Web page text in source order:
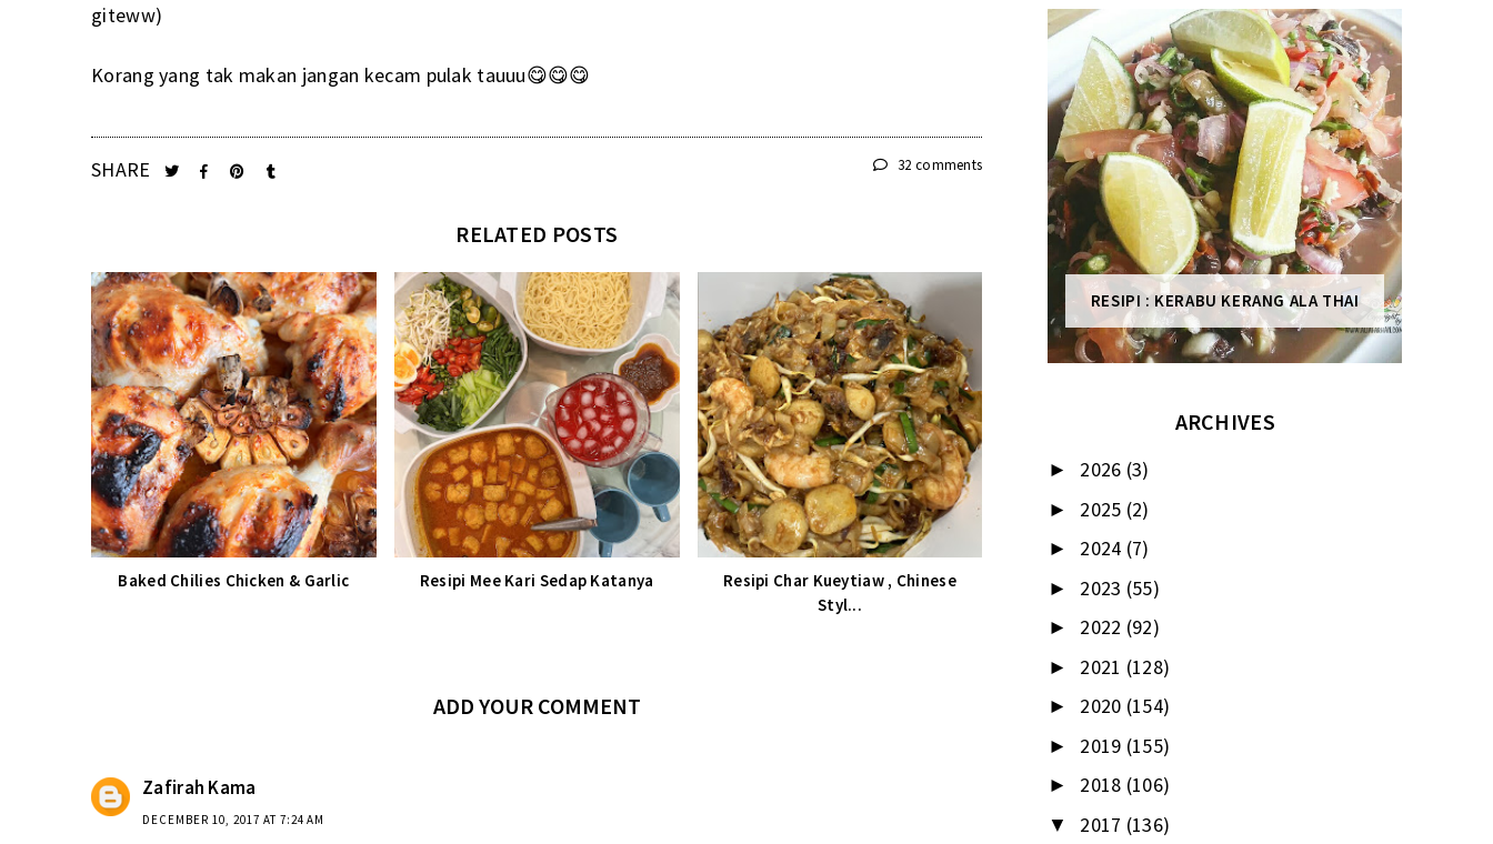
giteww)
Korang yang tak makan jangan kecam pulak tauuu😋😋😋
SHARE 32 comments
RELATED POSTS
Baked Chilies Chicken & Garlic Resipi Mee Kari Sedap Katanya
Resipi Char Kueytiaw , Chinese
Styl...
ADD YOUR COMMENT
Zafirah Kama
DECEMBER 10, 2017 AT 7:24 AM
RESIPI : KERABU KERANG ALA THAI
ARCHIVES
► 2026 (3)
► 2025 (2)
► 2024 (7)
► 2023 (55)
► 2022 (92)
► 2021 (128)
► 2020 (154)
► 2019 (155)
► 2018 (106)
▼ 2017 (136)